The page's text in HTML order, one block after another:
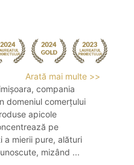
Arată mai multe >>
compania
domeniul comerțului
apicole
pe
a mierii pure, alături
mizând ...